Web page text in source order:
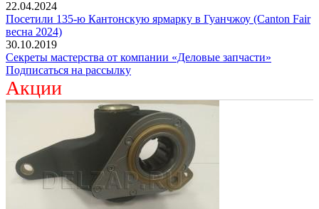
22.04.2024
Посетили 135-ю Кантонскую ярмарку в Гуанчжоу (Canton Fair
весна 2024)
30.10.2019
Секреты мастерства от компании «Деловые запчасти»
Подписаться на рассылку
Акции